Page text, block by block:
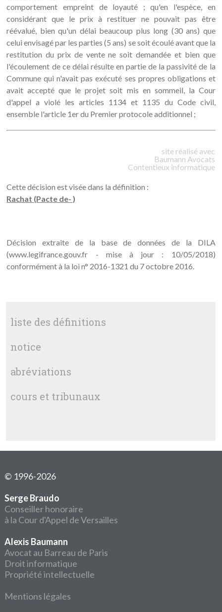
comportement empreint de loyauté ; qu'en l'espèce, en
considérant que le prix à restituer ne pouvait pas être
réévalué, bien qu'un délai beaucoup plus long (30 ans) que
celui envisagé par les parties (5 ans) se soit écoulé avant que la
restitution du prix de vente ne soit demandée et bien que
l'écoulement de ce délai résulte en partie de la passivité de la
Commune qui n'avait pas exécuté ses propres obligations et
avait accepté que le projet soit mis en sommeil, la Cour
d'appel a violé les articles 1134 et 1135 du Code civil,
ensemble l'article 1er du Premier protocole additionnel ;
site réalisé avec
Baumann Avocats
Contentieux informatique
Cette décision est visée dans la définition :
Rachat (Pacte de- )
Décision extraite de la base de données de la DILA
(www.legifrance.gouv.fr - mise à jour : 10/05/2018)
conformément à la loi n° 2016-1321 du 7 octobre 2016.
liste des définitions
notice
abréviations
cours et tribunaux
© 1996-2026
Serge Braudo
Conseiller honoraire
à la Cour d'Appel de Versailles
Alexis Baumann
Avocat au Barreau de Paris
Droit informatique
Propriété intellectuelle
Mentions légales